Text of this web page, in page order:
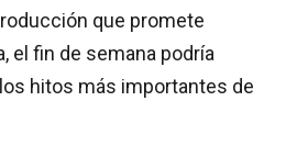
que promete
el fin de semana podría
hitos más importantes de